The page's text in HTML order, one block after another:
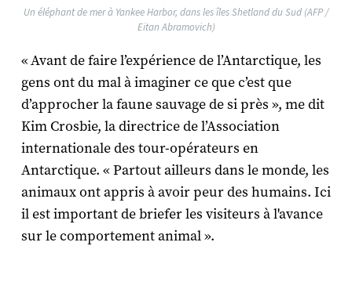
Un éléphant de mer à Yankee Harbor, dans les îles Shetland du Sud (AFP /
Eitan Abramovich)
« Avant de faire l’expérience de l’Antarctique, les
gens ont du mal à imaginer ce que c’est que
d’approcher la faune sauvage de si près », me dit
Kim Crosbie, la directrice de l’Association
internationale des tour-opérateurs en
Antarctique. « Partout ailleurs dans le monde, les
animaux ont appris à avoir peur des humains. Ici
il est important de briefer les visiteurs à l'avance
sur le comportement animal ».